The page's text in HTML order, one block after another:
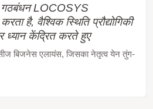
गठबंधन LOCOSYS
है, वैश्विक स्थिति प्रौद्योगिकी
ध्यान केंद्रित करते हुए
बिजनेस एलायंस, जिसका नेतृत्व येन तुंग-